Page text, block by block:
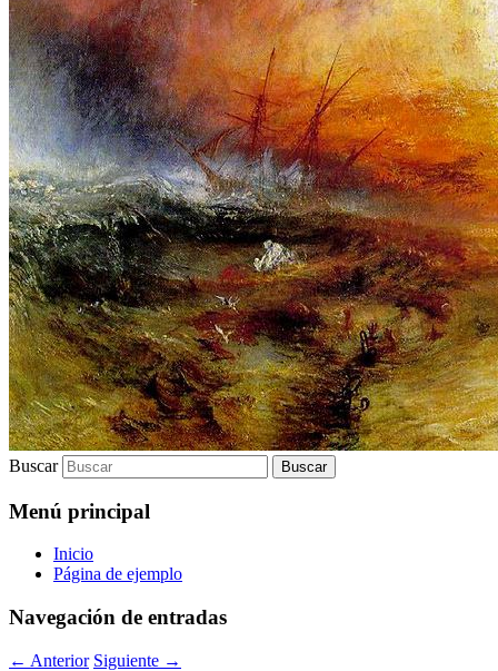
Buscar
Menú principal
Inicio
Página de ejemplo
Navegación de entradas
← Anterior Siguiente →